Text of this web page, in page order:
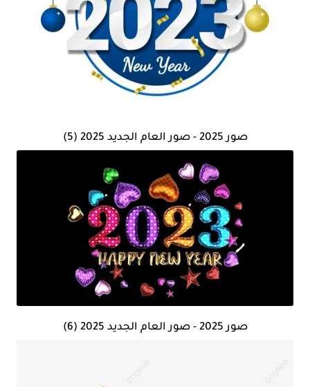
صور 2025 - صور العام الجديد 2025 (5)
صور 2025 - صور العام الجديد 2025 (6)